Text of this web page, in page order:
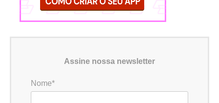
Assine nossa newsletter
Nome*